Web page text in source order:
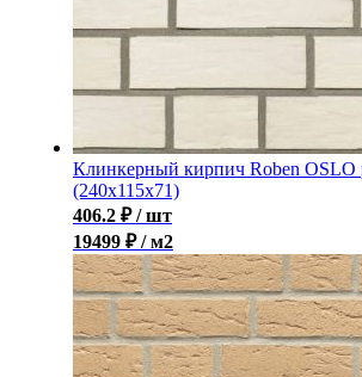
Клинкерный кирпич Roben OSLO
(240x115x71)
406.2 ₽ / шт
19499 ₽ / м2